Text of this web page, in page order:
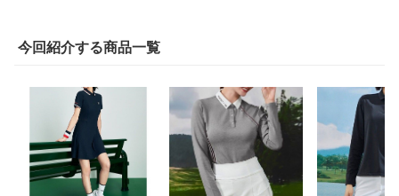
今回紹介する商品一覧